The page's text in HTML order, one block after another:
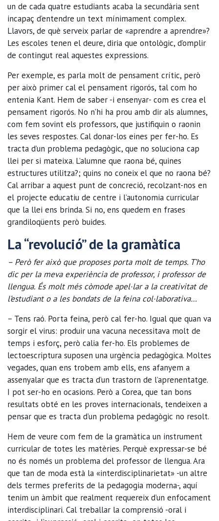
un de cada quatre estudiants acaba la secundària sent
incapaç d’entendre un text mínimament complex.
Llavors, de què serveix parlar de «aprendre a aprendre»?
Les escoles tenen el deure, diria que ontològic, d’omplir
de contingut real aquestes expressions.
Per exemple, es parla molt de pensament crític, però
per això primer cal el pensament rigorós, tal com ho
entenia Kant. Hem de saber -i ensenyar- com es crea el
pensament rigorós. No n’hi ha prou amb dir als alumnes,
com fem sovint els professors, que justifiquin o raonin
les seves respostes. Cal donar-los eines per fer-ho. Es
tracta d’un problema pedagògic, que no soluciona cap
llei per si mateixa. L’alumne que raona bé, quines
estructures utilitza?; quins no coneix el que no raona bé?
Cal arribar a aquest punt de concreció, recolzant-nos en
el projecte educatiu de centre i l’autonomia curricular
que la llei ens brinda. Si no, ens quedem en frases
grandiloqüents però buides.
La “revolució” de la gramàtica
– Però fer això que proposes porta molt de temps. T’ho
dic per la meva experiència de professor, i professor de
llengua. És molt més còmode apel·lar a la creativitat de
l’estudiant o a les bondats de la feina col·laborativa…
– Tens raó. Porta feina, però cal fer-ho. Igual que quan va
sorgir el virus: produir una vacuna necessitava molt de
temps i esforç, però calia fer-ho. Els problemes de
lectoescriptura suposen una urgència pedagògica. Moltes
vegades, quan ens trobem amb ells, ens afanyem a
assenyalar que es tracta d’un trastorn de l’aprenentatge.
I pot ser-ho en ocasions. Però a Corea, que tan bons
resultats obté en les proves internacionals, tendeixen a
pensar que es tracta d’un problema pedagògic no resolt.
Hem de veure com fem de la gramàtica un instrument
curricular de totes les matèries. Perquè expressar-se bé
no és només un problema del professor de llengua. Ara
que tan de moda està la «interdisciplinarietat» -un altre
dels termes preferits de la pedagogia moderna-, aquí
tenim un àmbit que realment requereix d’un enfocament
interdisciplinari. Cal treballar la comprensió -oral i